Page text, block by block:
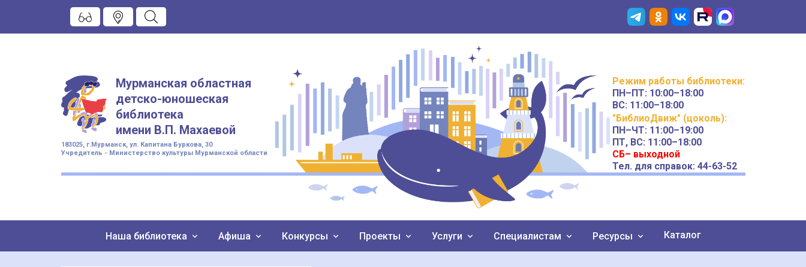
Мурманская областная
детско-юношеская
библиотека
имени В.П. Махаевой
183025, г.Мурманск, ул. Капитана Буркова, 30
Учредитель - Министерство культуры Мурманской области
Режим работы библиотеки:
ПН–ПТ: 10:00–18:00
ВС: 11:00–18:00
"БиблиоДвиж" (цоколь):
ПН–ЧТ: 11:00–19:00
ПТ, ВС: 11:00–18:00
СБ– выходной
Тел. для справок: 44-63-52
Наша библиотека Афиша Конкурсы Проекты Услуги Специалистам Ресурсы Каталог